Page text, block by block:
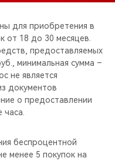
для приобретения в
от 18 до 30 месяцев.
предоставляемых
минимальная сумма –
не является
документов
о предоставлении
беспроцентной
менее 5 покупок на